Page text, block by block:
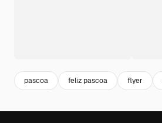
pascoa feliz pascoa flyer